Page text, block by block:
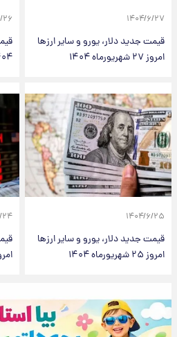
۱۴۰۴/۶/۲۷
قیمت جدید دلار، یورو و سایر ارزها
امروز ۲۷ شهریورماه ۱۴۰۴
۱۴۰۴
۱۴۰۴/۶/۲۵
قیمت جدید دلار، یورو و سایر ارزها
امروز ۲۵ شهریورماه ۱۴۰۴
امروز ۲۴